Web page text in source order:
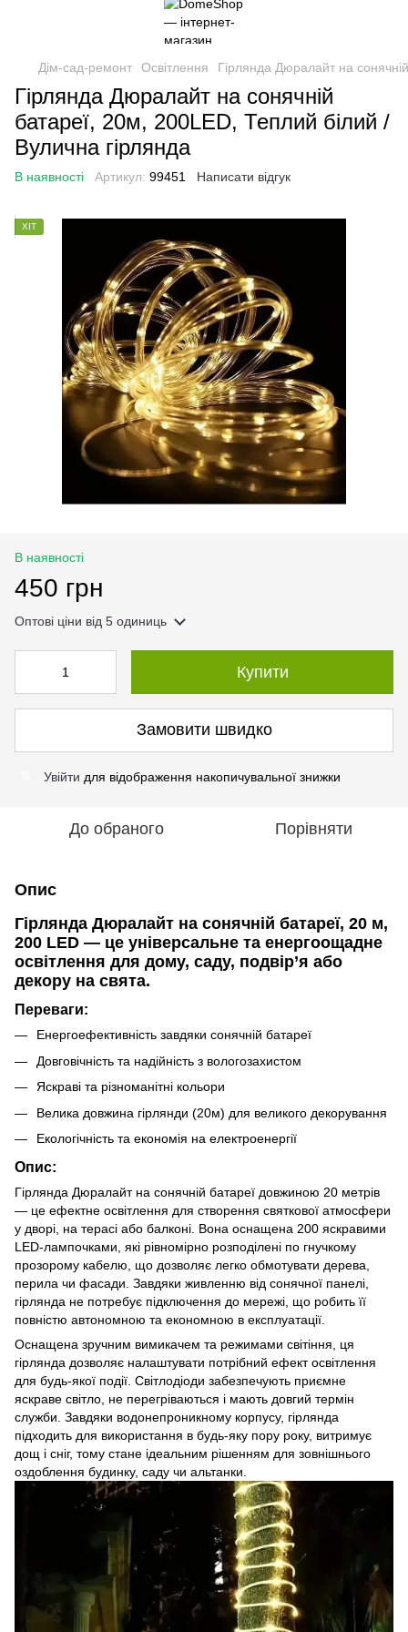
Дім-сад-ремонт Освітлення Гірлянда Дюралайт на
Гірлянда Дюралайт на сонячній
батареї, 20м, 200LED, Теплий білий /
Вулична гірлянда
В наявності Артикул: 99451 Написати відгук
ХІТ
В наявності
450 грн
Оптові ціни від 5 одиниць
Купити
Замовити швидко
Увійти для відображення накопичувальної знижки
До обраного Порівняти
Опис
Гірлянда Дюралайт на сонячній батареї, 20 м,
200 LED — це універсальне та енергоощадне
освітлення для дому, саду, подвір’я або
декору на свята.
Переваги:
Енергоефективність завдяки сонячній батареї
Довговічність та надійність з вологозахистом
Яскраві та різноманітні кольори
Велика довжина гірлянди (20м) для великого декорування
Екологічність та економія на електроенергії
Опис:
Гірлянда Дюралайт на сонячній батареї довжиною 20 метрів
— це ефектне освітлення для створення святкової атмосфери
у дворі, на терасі або балконі. Вона оснащена 200 яскравими
LED-лампочками, які рівномірно розподілені по гнучкому
прозорому кабелю, що дозволяє легко обмотувати дерева,
перила чи фасади. Завдяки живленню від сонячної панелі,
гірлянда не потребує підключення до мережі, що робить її
повністю автономною та економною в експлуатації.
Оснащена зручним вимикачем та режимами світіння, ця
гірлянда дозволяє налаштувати потрібний ефект освітлення
для будь-якої події. Світлодіоди забезпечують приємне
яскраве світло, не перегріваються і мають довгий термін
служби. Завдяки водонепроникному корпусу, гірлянда
підходить для використання в будь-яку пору року, витримує
дощ і сніг, тому стане ідеальним рішенням для зовнішнього
оздоблення будинку, саду чи альтанки.